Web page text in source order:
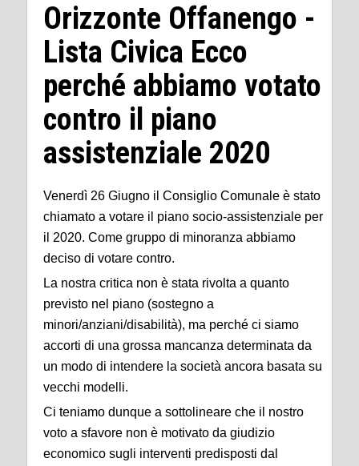
Orizzonte Offanengo -
Lista Civica Ecco
perché abbiamo votato
contro il piano
assistenziale 2020
Venerdì 26 Giugno il Consiglio Comunale è stato
chiamato a votare il piano socio-assistenziale per
il 2020. Come gruppo di minoranza abbiamo
deciso di votare contro.
La nostra critica non è stata rivolta a quanto
previsto nel piano (sostegno a
minori/anziani/disabilità), ma perché ci siamo
accorti di una grossa mancanza determinata da
un modo di intendere la società ancora basata su
vecchi modelli.
Ci teniamo dunque a sottolineare che il nostro
voto a sfavore non è motivato da giudizio
economico sugli interventi predisposti dal